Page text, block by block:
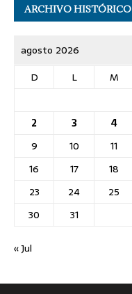
ARCHIVO HISTÓRICO
agosto 2026
D
L M
2
3 4
9
10 11
16
17 18
23
24 25
30
31
« Jul